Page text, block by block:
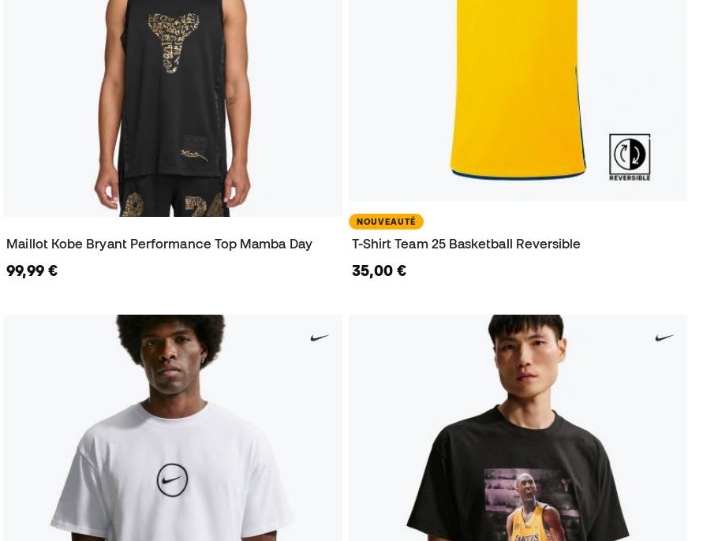
Maillot Kobe Bryant Performance Top Mamba Day
99,99 €
NOUVEAUTÉ
T-Shirt Team 25 Basketball Reversible
35,00 €